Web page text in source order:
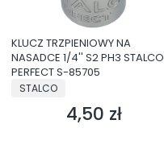
KLUCZ TRZPIENIOWY NA
NASADCE 1/4'' S2 PH3 STALCO
PERFECT S-85705
PRODUCENT
STALCO
Cena
4,50 zł